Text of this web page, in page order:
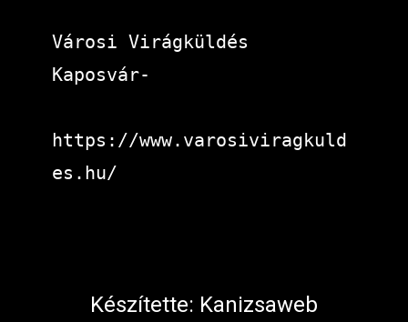
Városi Virágküldés
Kaposvár-
https://www.varosiviragkuld
es.hu/
Készítette: Kanizsaweb